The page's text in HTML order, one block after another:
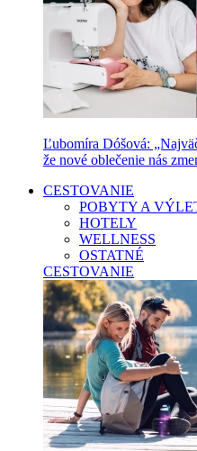
Ľubomíra Dóšová:
že nové oblečenie nás
CESTOVANIE
POBYTY A
HOTELY
WELLNESS
OSTATNÉ
CESTOVANIE